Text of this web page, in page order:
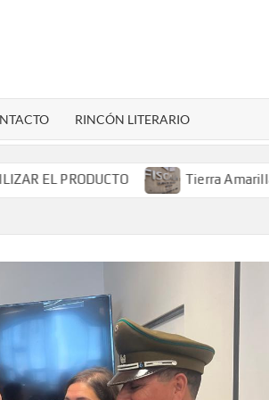
RINCÓN LITERARIO
Tierra Amarilla: